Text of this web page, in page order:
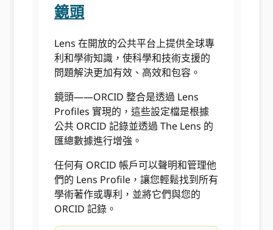
鏡頭
Lens 在開放的公共平台上提供全球專
利和學術知識，使科學和技術支援的
問題解決更加有效、高效和包容。
鏡頭——ORCID 整合是透過 Lens
Profiles 實現的，這些設定檔是根據
公共 ORCID 記錄並透過 The Lens 的
匯總數據進行增強。
任何有 ORCID 帳戶可以聲明和管理他
們的 Lens Profile，讓您輕鬆找到所有
學術著作或專利，並將它們與您的
ORCID 記錄。